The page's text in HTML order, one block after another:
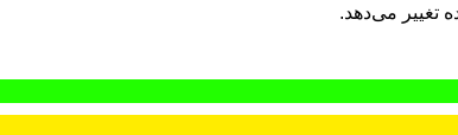
تغییر می‌دهد.